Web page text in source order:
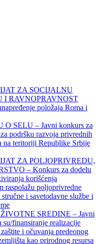
ZA SOCIJALNU
I RAVNOPRAVNOST
položaja Roma i
SELU – Javni konkurs za
podršku razvoja privrednih
na teritoriji Republike Srbije
ZA POLJOPRIVREDU,
– Konkurs za dodelu
korišćenja
raspolažu poljoprivredne
i savetodavne službe i
SREDINE – Javni
su/finansiranje realizacije
i očuvanja predeonog
kao prirodnog resursa